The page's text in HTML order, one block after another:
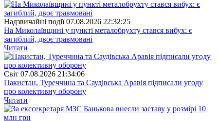
Надзвичайні події 07.08.2026 22:32:25
На Миколаївщині у пункті металобрухту стався вибух: є
загиблий, двоє травмовані
Читати
Свiт 07.08.2026 21:34:06
Пакистан, Туреччина та Саудівська Аравія підписали угоду
про колективну оборону
Читати